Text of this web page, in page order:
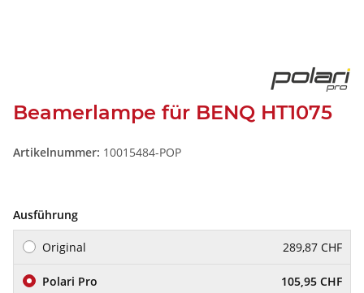
Beamerlampe für BENQ HT1075
Artikelnummer: 10015484-POP
Ausführung
Original 289,87 CHF
Polari Pro 105,95 CHF